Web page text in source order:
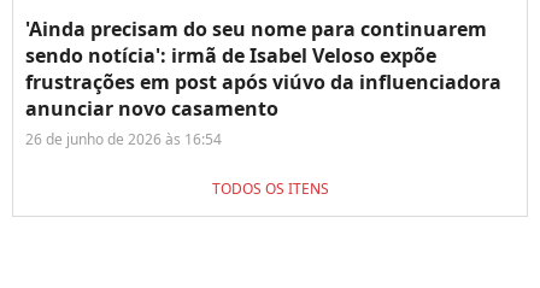
'Ainda precisam do seu nome para continuarem
sendo notícia': irmã de Isabel Veloso expõe
frustrações em post após viúvo da influenciadora
anunciar novo casamento
26 de junho de 2026 às 16:54
TODOS OS ITENS